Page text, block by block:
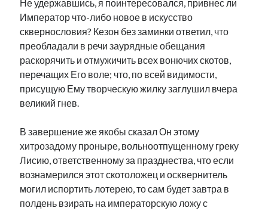
Не удержавшись, я поинтересовался, привнес ли
Император что-либо новое в искусство
сквернословия? Кезон без заминки ответил, что
преобладали в речи заурядные обещания
раскорячить и отмужичить всех вонючих скотов,
перечащих Его воле; что, по всей видимости,
присущую Ему творческую жилку заглушил вчера
великий гнев.
В завершение же якобы сказал Он этому
хитрозадому проныре, вольноотпущенному греку
Лисию, ответственному за празднества, что если
вознамерился этот скотоложец и осквернитель
могил испортить лотерею, то сам будет завтра в
полдень взирать на императорскую ложу с